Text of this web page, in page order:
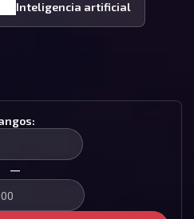
Inteligencia artificial
—